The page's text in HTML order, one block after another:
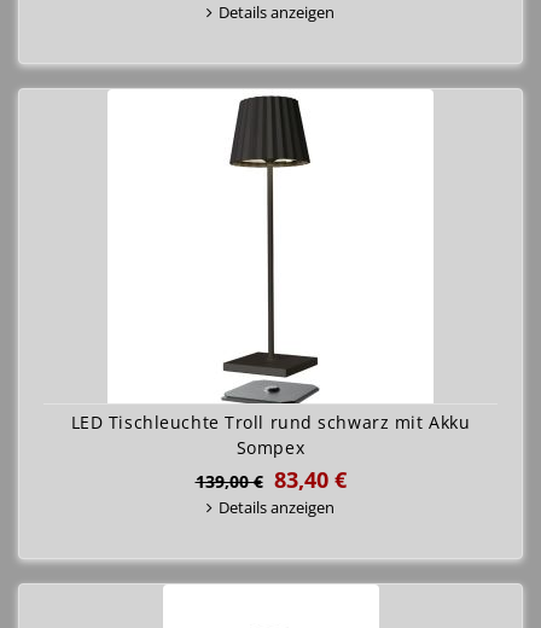
Details anzeigen
LED Tischleuchte Troll rund schwarz mit Akku
Sompex
139,00 € 83,40 €
Details anzeigen